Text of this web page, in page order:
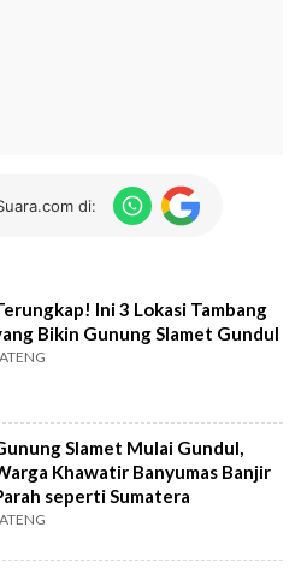
di:
Ini 3 Lokasi Tambang
Bikin Gunung Slamet Gundul
Slamet Mulai Gundul,
Khawatir Banyumas Banjir
seperti Sumatera